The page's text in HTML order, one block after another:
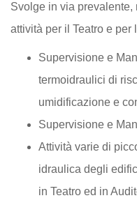
Svolge in via
attività per il Teatro e per
Supervisione e
termoidraulici di
umidificazione e
Supervisione e
Attività varie di
idraulica degli
in Teatro ed in